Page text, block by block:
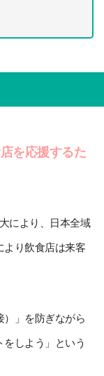
を応援するた
により、日本全域
より飲食店は来客
）」を防ぎながら
しよう」という